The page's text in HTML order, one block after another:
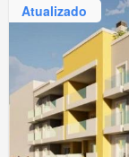
Atualizado